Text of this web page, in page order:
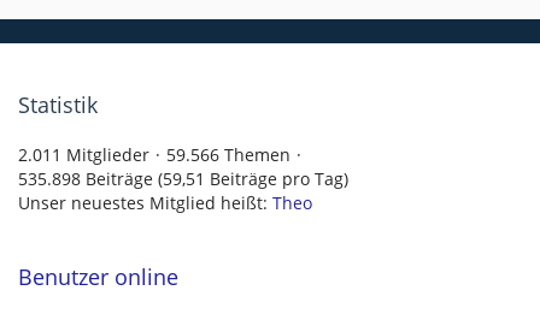
Statistik
2.011 Mitglieder
59.566 Themen
535.898 Beiträge (59,51 Beiträge pro Tag)
Unser neuestes Mitglied heißt: Theo
Benutzer online